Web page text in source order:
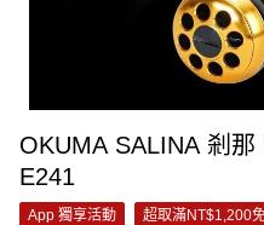
OKUMA SALINA 剎
E241
App 獨享活動 超取滿NT$1,200